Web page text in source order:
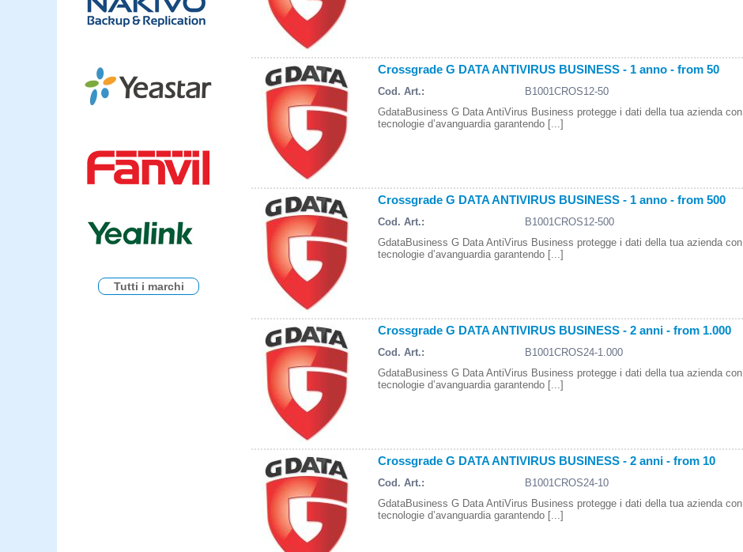
Tutti i marchi
Crossgrade G DATA ANTIVIRUS BUSINESS - 1 anno - from 50
Cod. Art.:
B1001CROS12-50
GdataBusiness G Data AntiVirus Business protegge i dati della tua azienda con
tecnologie d’avanguardia garantendo [...]
Crossgrade G DATA ANTIVIRUS BUSINESS - 1 anno - from 500
Cod. Art.:
B1001CROS12-500
GdataBusiness G Data AntiVirus Business protegge i dati della tua azienda con
tecnologie d’avanguardia garantendo [...]
Crossgrade G DATA ANTIVIRUS BUSINESS - 2 anni - from 1.000
Cod. Art.:
B1001CROS24-1.000
GdataBusiness G Data AntiVirus Business protegge i dati della tua azienda con
tecnologie d’avanguardia garantendo [...]
Crossgrade G DATA ANTIVIRUS BUSINESS - 2 anni - from 10
Cod. Art.:
B1001CROS24-10
GdataBusiness G Data AntiVirus Business protegge i dati della tua azienda con
tecnologie d’avanguardia garantendo [...]